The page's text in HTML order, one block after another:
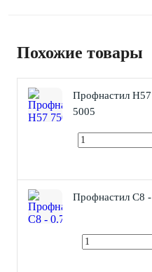
Похожие товары
Профнастил
5005
Профнастил С8